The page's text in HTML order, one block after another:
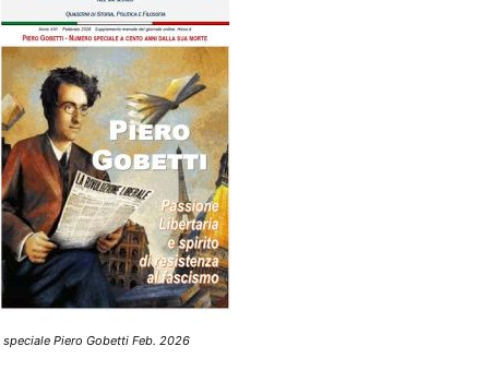
speciale Piero Gobetti Feb. 2026